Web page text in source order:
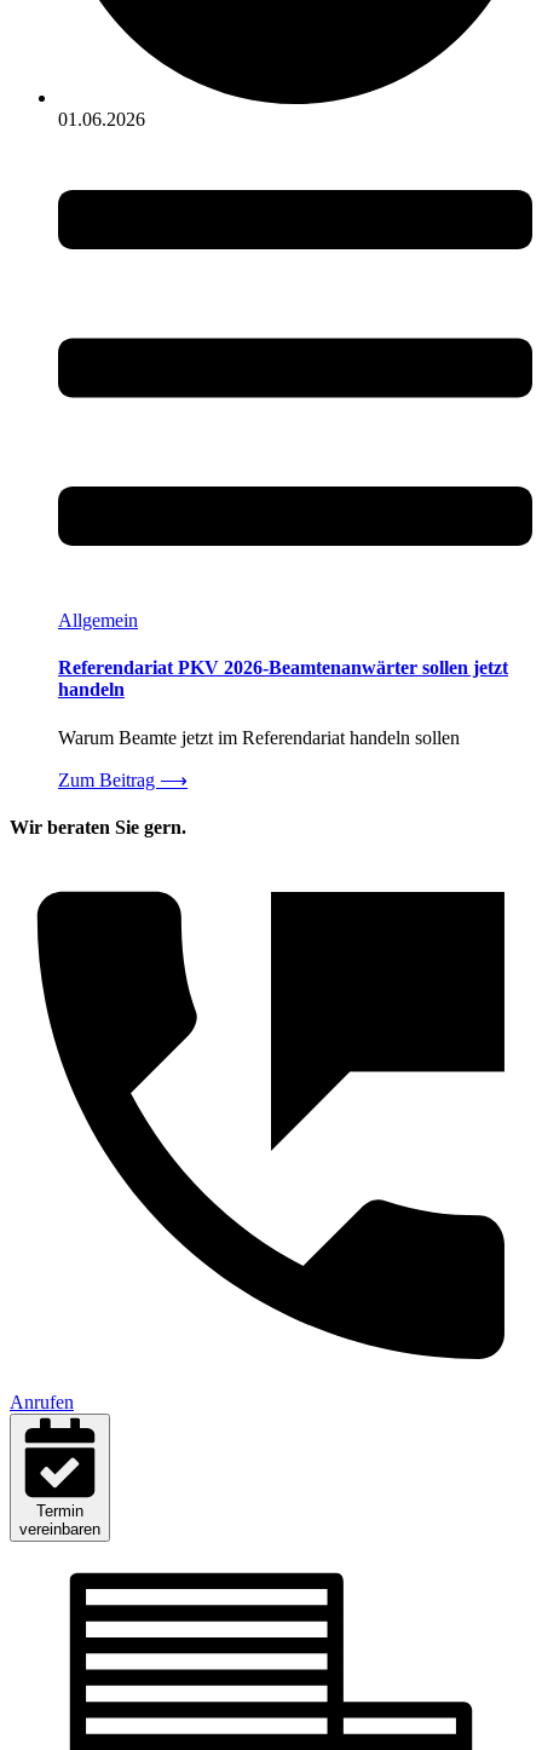
01.06.2026
Allgemein
Referendariat PKV 2026-Beamtenanwärter sollen jetzt
handeln
Warum Beamte jetzt im Referendariat handeln sollen
Zum Beitrag ⟶
Wir beraten Sie gern.
Anrufen
Termin
vereinbaren